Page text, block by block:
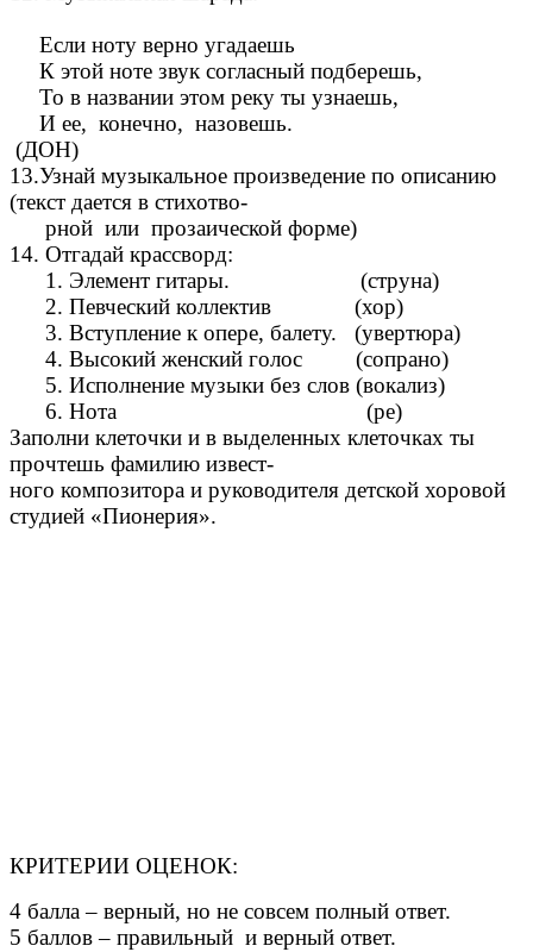
Если ноту верно угадаешь
К этой ноте звук согласный подберешь,
То в названии этом реку ты узнаешь,
И ее, конечно, назовешь.
(ДОН)
13.Узнай музыкальное произведение по описанию
(текст дается в стихотво-
рной или прозаической форме)
14. Отгадай крассворд:
1. Элемент гитары. (струна)
2. Певческий коллектив (хор)
3. Вступление к опере, балету. (увертюра)
4. Высокий женский голос (сопрано)
5. Исполнение музыки без слов (вокализ)
6. Нота (ре)
Заполни клеточки и в выделенных клеточках ты
прочтешь фамилию извест-
ного композитора и руководителя детской хоровой
студией «Пионерия».
КРИТЕРИИ ОЦЕНОК:
4 балла – верный, но не совсем полный ответ.
5 баллов – правильный и верный ответ.